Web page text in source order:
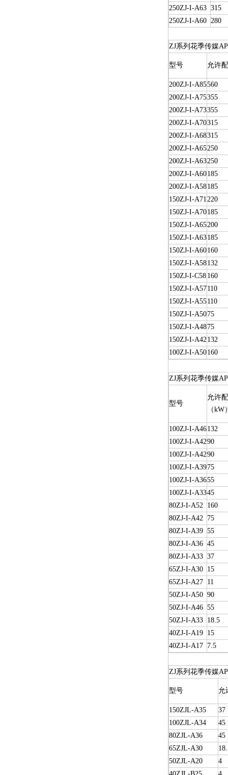
250ZJ-I-A63 315
250ZJ-I-A60 280
ZJ系列花季传媒
型号 允许
200ZJ-I-A85560
200ZJ-I-A75355
200ZJ-I-A73355
200ZJ-I-A70315
200ZJ-I-A68315
200ZJ-I-A65250
200ZJ-I-A63250
200ZJ-I-A60185
200ZJ-I-A58185
150ZJ-I-A71220
150ZJ-I-A70185
150ZJ-I-A65200
150ZJ-I-A63185
150ZJ-I-A60160
150ZJ-I-A58132
150ZJ-I-C58 160
150ZJ-I-A57110
150ZJ-I-A55110
150ZJ-I-A5075
150ZJ-I-A4875
150ZJ-I-A42132
100ZJ-I-A50160
ZJ系列花季传媒
型号
允许
（kW
100ZJ-I-A46132
100ZJ-I-A4290
100ZJ-I-A4290
100ZJ-I-A3975
100ZJ-I-A3655
100ZJ-I-A3345
80ZJ-I-A52 160
80ZJ-I-A42 75
80ZJ-I-A39 55
80ZJ-I-A36 45
80ZJ-I-A33 37
65ZJ-I-A30 15
65ZJ-I-A27 11
50ZJ-I-A50 90
50ZJ-I-A46 55
50ZJ-I-A33 18.5
40ZJ-I-A19 15
40ZJ-I-A17 7.5
ZJ系列花季传媒
型号 允
150ZJL-A35
37
100ZJL-A34
45
80ZJL-A36
45
65ZJL-A30
50ZJL-A20
4